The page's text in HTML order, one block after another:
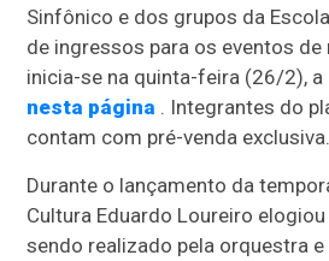
Sinfônico e dos grupos da
de ingressos para os eventos de
inicia-se na quinta-feira (26/2), a
nesta página . Integrantes do
contam com pré-venda exclusiva.
Durante o lançamento da
Cultura Eduardo Loureiro
sendo realizado pela orquestra